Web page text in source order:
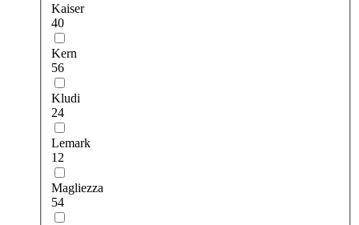
Kaiser
40
Kern
56
Kludi
24
Lemark
12
Magliezza
54